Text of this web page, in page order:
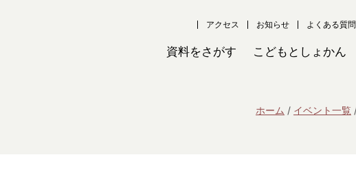
アクセス お知らせ よくある質問
資料をさがす こどもとしょかん
ホーム イベント一覧